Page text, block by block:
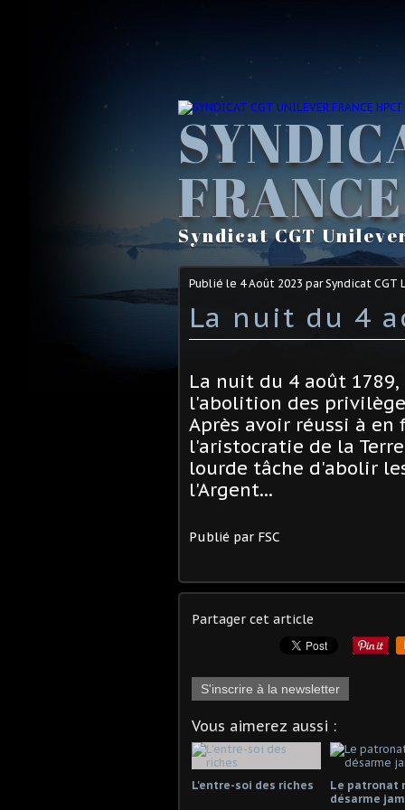
Syndicat CGT
Publié le 4 Août 2023 par Syndicat CGT
La nuit du 4
La nuit du 4 août
l'abolition des
Après avoir réussi à
l'aristocratie de la
lourde tâche d'abolir
l'Argent...
Publié par FSC
Partager cet article
S'inscrire à la newsletter
Vous aimerez aussi :
L'entre-soi des riches
Le patronat
désarme